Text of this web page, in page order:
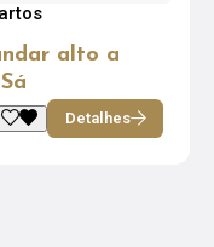
alto a
Detalhes